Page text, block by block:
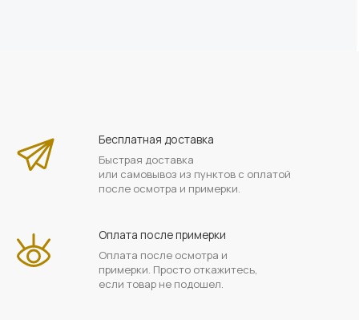
Бесплатная доставка
Быстрая доставка
или самовывоз из пунктов с оплатой
после осмотра и примерки.
Оплата после примерки
Оплата после осмотра и
примерки. Просто откажитесь,
если товар не подошел.